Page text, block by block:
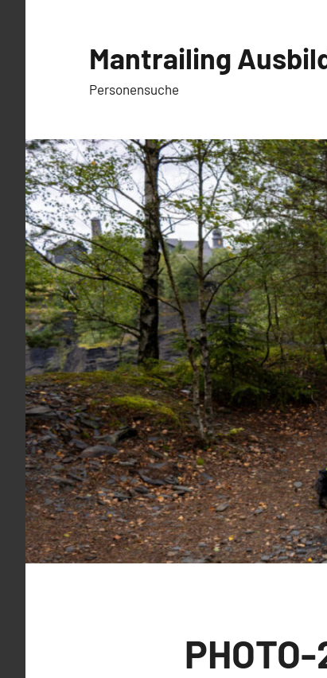
Mantrailing
Personensuche